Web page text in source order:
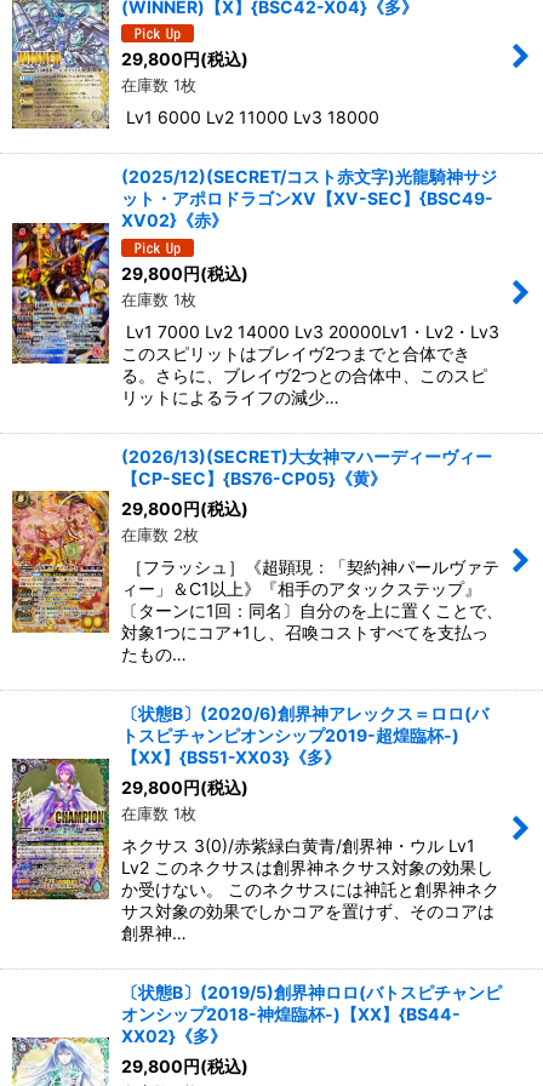
(WINNER)【X】{BSC42-X04}《多》
29,800円(税込)
在庫数 1枚
Lv1 6000 Lv2 11000 Lv3 18000
(2025/12)(SECRET/コスト赤文字)光龍騎神サジ
ット・アポロドラゴンXV【XV-SEC】{BSC49-
XV02}《赤》
29,800円(税込)
在庫数 1枚
Lv1 7000 Lv2 14000 Lv3 20000Lv1・Lv2・Lv3
このスピリットはブレイヴ2つまでと合体でき
る。さらに、ブレイヴ2つとの合体中、このスピ
リットによるライフの減少…
(2026/13)(SECRET)大女神マハーディーヴィー
【CP-SEC】{BS76-CP05}《黄》
29,800円(税込)
在庫数 2枚
［フラッシュ］《超顕現：「契約神パールヴァテ
ィー」＆C1以上》『相手のアタックステップ』
〔ターンに1回：同名〕自分のを上に置くことで、
対象1つにコア+1し、召喚コストすべてを支払っ
たもの…
〔状態B〕(2020/6)創界神アレックス＝ロロ(バ
トスピチャンピオンシップ2019-超煌臨杯-)
【XX】{BS51-XX03}《多》
29,800円(税込)
在庫数 1枚
ネクサス 3(0)/赤紫緑白黄青/創界神・ウル Lv1
Lv2 このネクサスは創界神ネクサス対象の効果し
か受けない。 このネクサスには神託と創界神ネク
サス対象の効果でしかコアを置けず、そのコアは
創界神…
〔状態B〕(2019/5)創界神ロロ(バトスピチャンピ
オンシップ2018-神煌臨杯-)【XX】{BS44-
XX02}《多》
29,800円(税込)